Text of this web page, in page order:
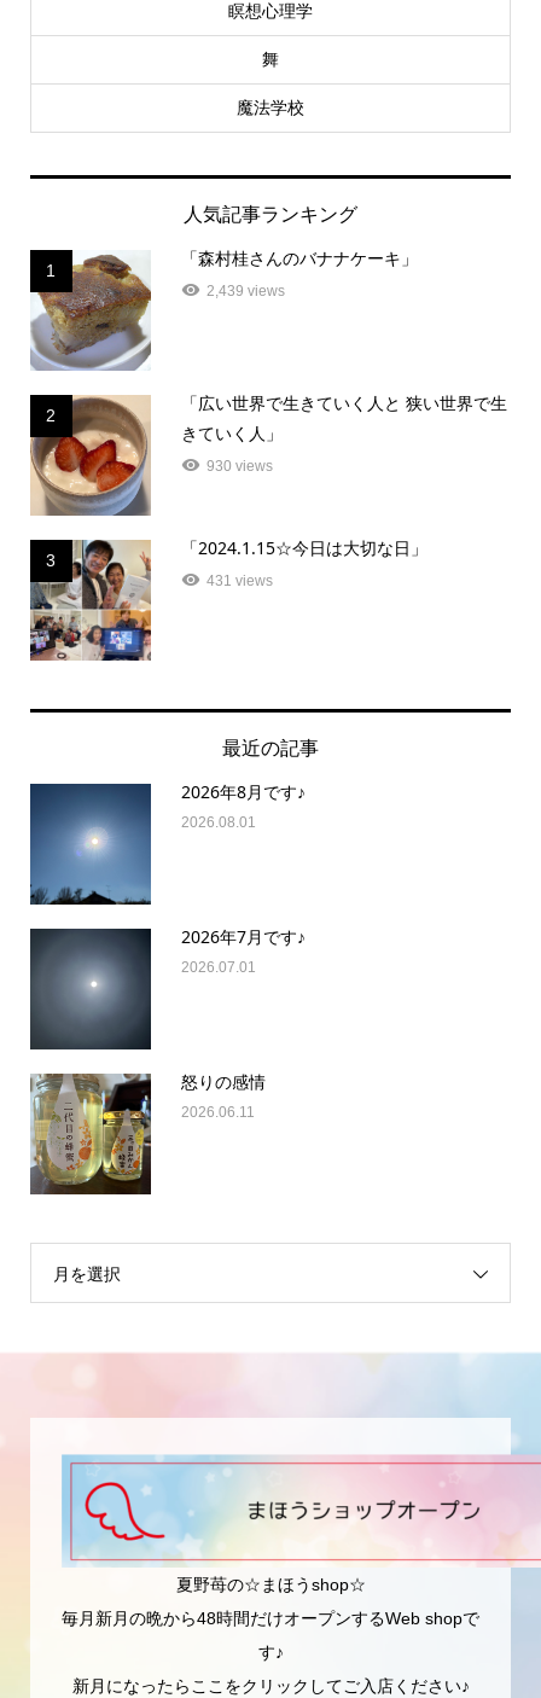
瞑想心理学
舞
魔法学校
人気記事ランキング
1
「森村桂さんのバナナケーキ」
2,439 views
2
「広い世界で生きていく人と 狭い世界で生
きていく人」
930 views
3
「2024.1.15☆今日は大切な日」
431 views
最近の記事
2026年8月です♪
2026.08.01
2026年7月です♪
2026.07.01
怒りの感情
2026.06.11
月を選択
夏野苺の☆まほうshop☆
毎月新月の晩から48時間だけオープンするWeb shopで
す♪
新月になったらここをクリックしてご入店ください♪